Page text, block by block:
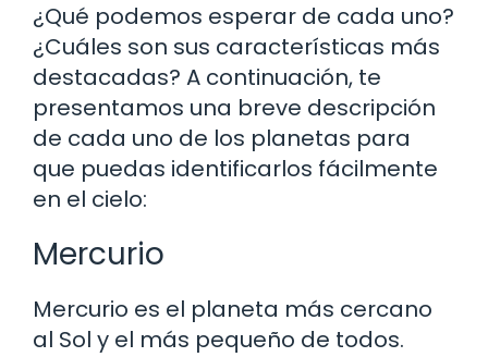
¿Qué podemos esperar de cada uno?
¿Cuáles son sus características más
destacadas? A continuación, te
presentamos una breve descripción
de cada uno de los planetas para
que puedas identificarlos fácilmente
en el cielo:
Mercurio
Mercurio es el planeta más cercano
al Sol y el más pequeño de todos.